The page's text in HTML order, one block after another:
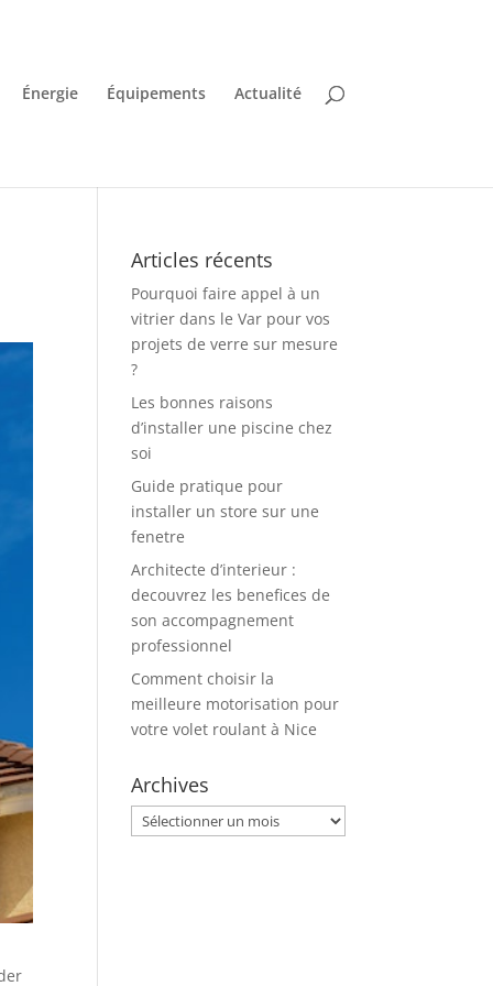
Énergie Équipements Actualité
Articles récents
Pourquoi faire appel à un
vitrier dans le Var pour vos
projets de verre sur mesure
?
Les bonnes raisons
d’installer une piscine chez
soi
Guide pratique pour
installer un store sur une
fenetre
Architecte d’interieur :
decouvrez les benefices de
son accompagnement
professionnel
Comment choisir la
meilleure motorisation pour
votre volet roulant à Nice
Archives
Archives